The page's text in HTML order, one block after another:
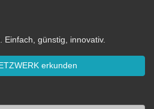
Einfach, günstig, innovativ.
erkunden